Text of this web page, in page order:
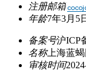
注册邮箱
年龄7年3月5
备案号沪ICP
名称上海蓝
审核时间